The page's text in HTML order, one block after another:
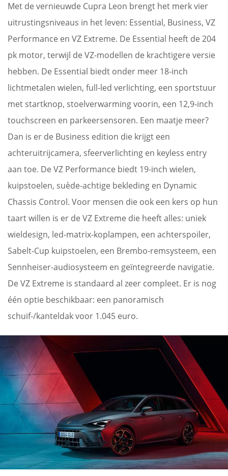
Met de vernieuwde Cupra Leon brengt het merk vier
uitrustingsniveaus in het leven: Essential, Business, VZ
Performance en VZ Extreme. De Essential heeft de 204
pk motor, terwijl de VZ-modellen de krachtigere versie
hebben. De Essential biedt onder meer 18-inch
lichtmetalen wielen, full-led verlichting, een sportstuur
met startknop, stoelverwarming voorin, een 12,9-inch
touchscreen en parkeersensoren. Een maatje meer?
Dan is er de Business edition die krijgt een
achteruitrijcamera, sfeerverlichting en keyless entry
aan toe. De VZ Performance biedt 19-inch wielen,
kuipstoelen, suède-achtige bekleding en Dynamic
Chassis Control. Voor mensen die ook een kers op hun
taart willen is er de VZ Extreme die heeft alles: uniek
wieldesign, led-matrix-koplampen, een achterspoiler,
Sabelt-Cup kuipstoelen, een Brembo-remsysteem, een
Sennheiser-audiosysteem en geïntegreerde navigatie.
De VZ Extreme is standaard al zeer compleet. Er is nog
één optie beschikbaar: een panoramisch
schuif-/kanteldak voor 1.045 euro.